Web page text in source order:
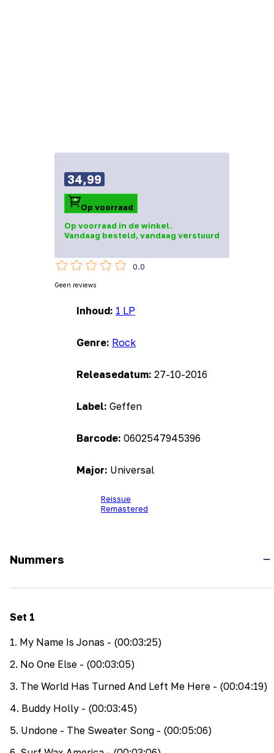
Inhoud: 1 LP
Genre: Rock
Releasedatum: 27-10-2016
Label: Geffen
Barcode: 0602547945396
Major: Universal
Reissue
Remastered
34,99
Op voorraad
Op voorraad in de winkel.
Vandaag besteld, vandaag verstuurd
0.0
Geen reviews
Nummers
Set 1
1. My Name Is Jonas - (00:03:25)
2. No One Else - (00:03:05)
3. The World Has Turned And Left Me Here - (00:04:19)
4. Buddy Holly - (00:03:45)
5. Undone - The Sweater Song - (00:05:06)